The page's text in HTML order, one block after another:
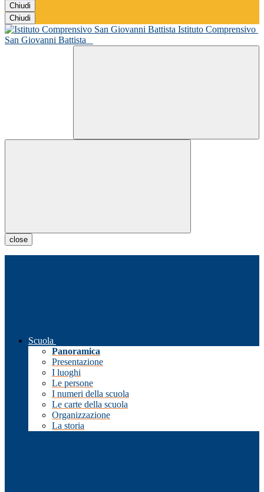
Chiudi
Chiudi
Istituto Comprensivo
San Giovanni Battista
close
Scuola
Panoramica
Presentazione
I luoghi
Le persone
I numeri della scuola
Le carte della scuola
Organizzazione
La storia